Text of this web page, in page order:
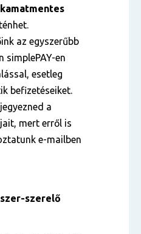
kamatmentes
az egyszerűbb
simplePAY-en
esetleg
befizetéseiket.
a
mert erről is
e-mailben
szerelő